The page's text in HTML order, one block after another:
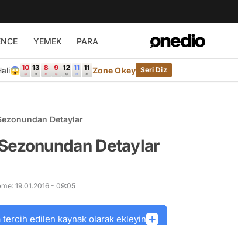
YEMEK PARA
Zone Okey Seri Diz
Detaylar
Detaylar
19.01.2016 - 09:05
tercih edilen kaynak olarak ekleyin